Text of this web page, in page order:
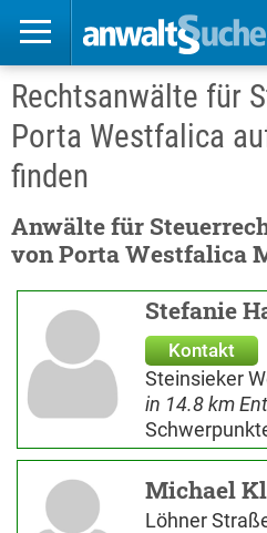
Rechtsanwälte für
Porta Westfalica
finden
Anwälte für
von Porta Westfalica
Stefanie
Kontakt
Steinsieker
in 14.8 km
Michael
Löhner